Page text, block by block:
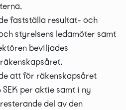
fastställa resultat- och
styrelsens ledamöter samt
beviljades
att för räkenskapsåret
per aktie samt i ny
del av den